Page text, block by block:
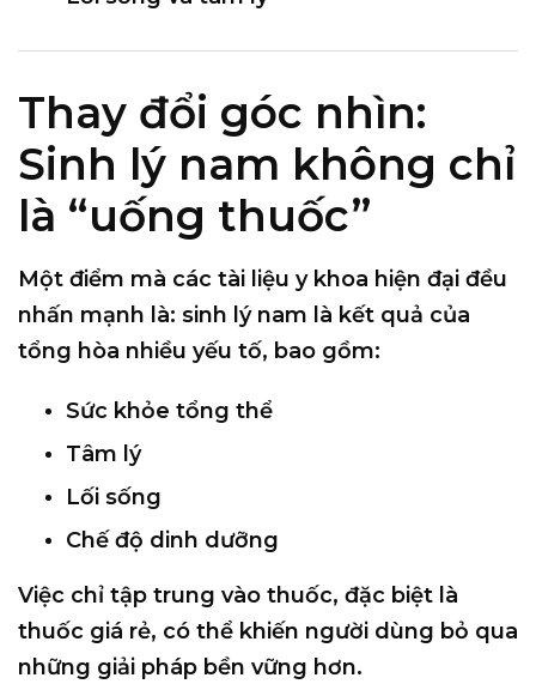
Thay đổi góc nhìn:
Sinh lý nam không chỉ
là “uống thuốc”
Một điểm mà các tài liệu y khoa hiện đại đều
nhấn mạnh là: sinh lý nam là kết quả của
tổng hòa nhiều yếu tố, bao gồm:
Sức khỏe tổng thể
Tâm lý
Lối sống
Chế độ dinh dưỡng
Việc chỉ tập trung vào thuốc, đặc biệt là
thuốc giá rẻ, có thể khiến người dùng bỏ qua
những giải pháp bền vững hơn.